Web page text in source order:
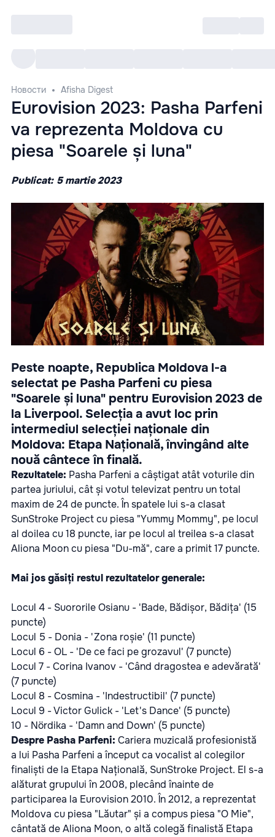
Новости Afisha Digest
Eurovision 2023: Pasha Parfeni
va reprezenta Moldova cu
piesa "Soarele și luna"
Publicat: 5 martie 2023
Peste noapte, Republica Moldova l-a
selectat pe Pasha Parfeni cu piesa
"Soarele și luna" pentru Eurovision 2023 de
la Liverpool. Selecția a avut loc prin
intermediul selecției naționale din
Moldova: Etapa Națională, învingând alte
nouă cântece în finală.
Rezultatele: Pasha Parfeni a câștigat atât voturile din
partea juriului, cât și votul televizat pentru un total
maxim de 24 de puncte. În spatele lui s-a clasat
SunStroke Project cu piesa "Yummy Mommy", pe locul
al doilea cu 18 puncte, iar pe locul al treilea s-a clasat
Aliona Moon cu piesa "Du-mă", care a primit 17 puncte.
Mai jos găsiți restul rezultatelor generale:
Locul 4 - Suororile Osianu - 'Bade, Bădișor, Bădița' (15
puncte)
Locul 5 - Donia - 'Zona roșie' (11 puncte)
Locul 6 - OL - 'De ce faci pe grozavul' (7 puncte)
Locul 7 - Corina Ivanov - 'Când dragostea e adevărată'
(7 puncte)
Locul 8 - Cosmina - 'Indestructibil' (7 puncte)
Locul 9 - Victor Gulick - 'Let's Dance' (5 puncte)
10 - Nördika - 'Damn and Down' (5 puncte)
Despre Pasha Parfeni: Cariera muzicală profesionistă
a lui Pasha Parfeni a început ca vocalist al colegilor
finaliști de la Etapa Națională, SunStroke Project. El s-a
alăturat grupului în 2008, plecând înainte de
participarea la Eurovision 2010. În 2012, a reprezentat
Moldova cu piesa "Lăutar" și a compus piesa "O Mie",
cântată de Aliona Moon, o altă colegă finalistă Etapa